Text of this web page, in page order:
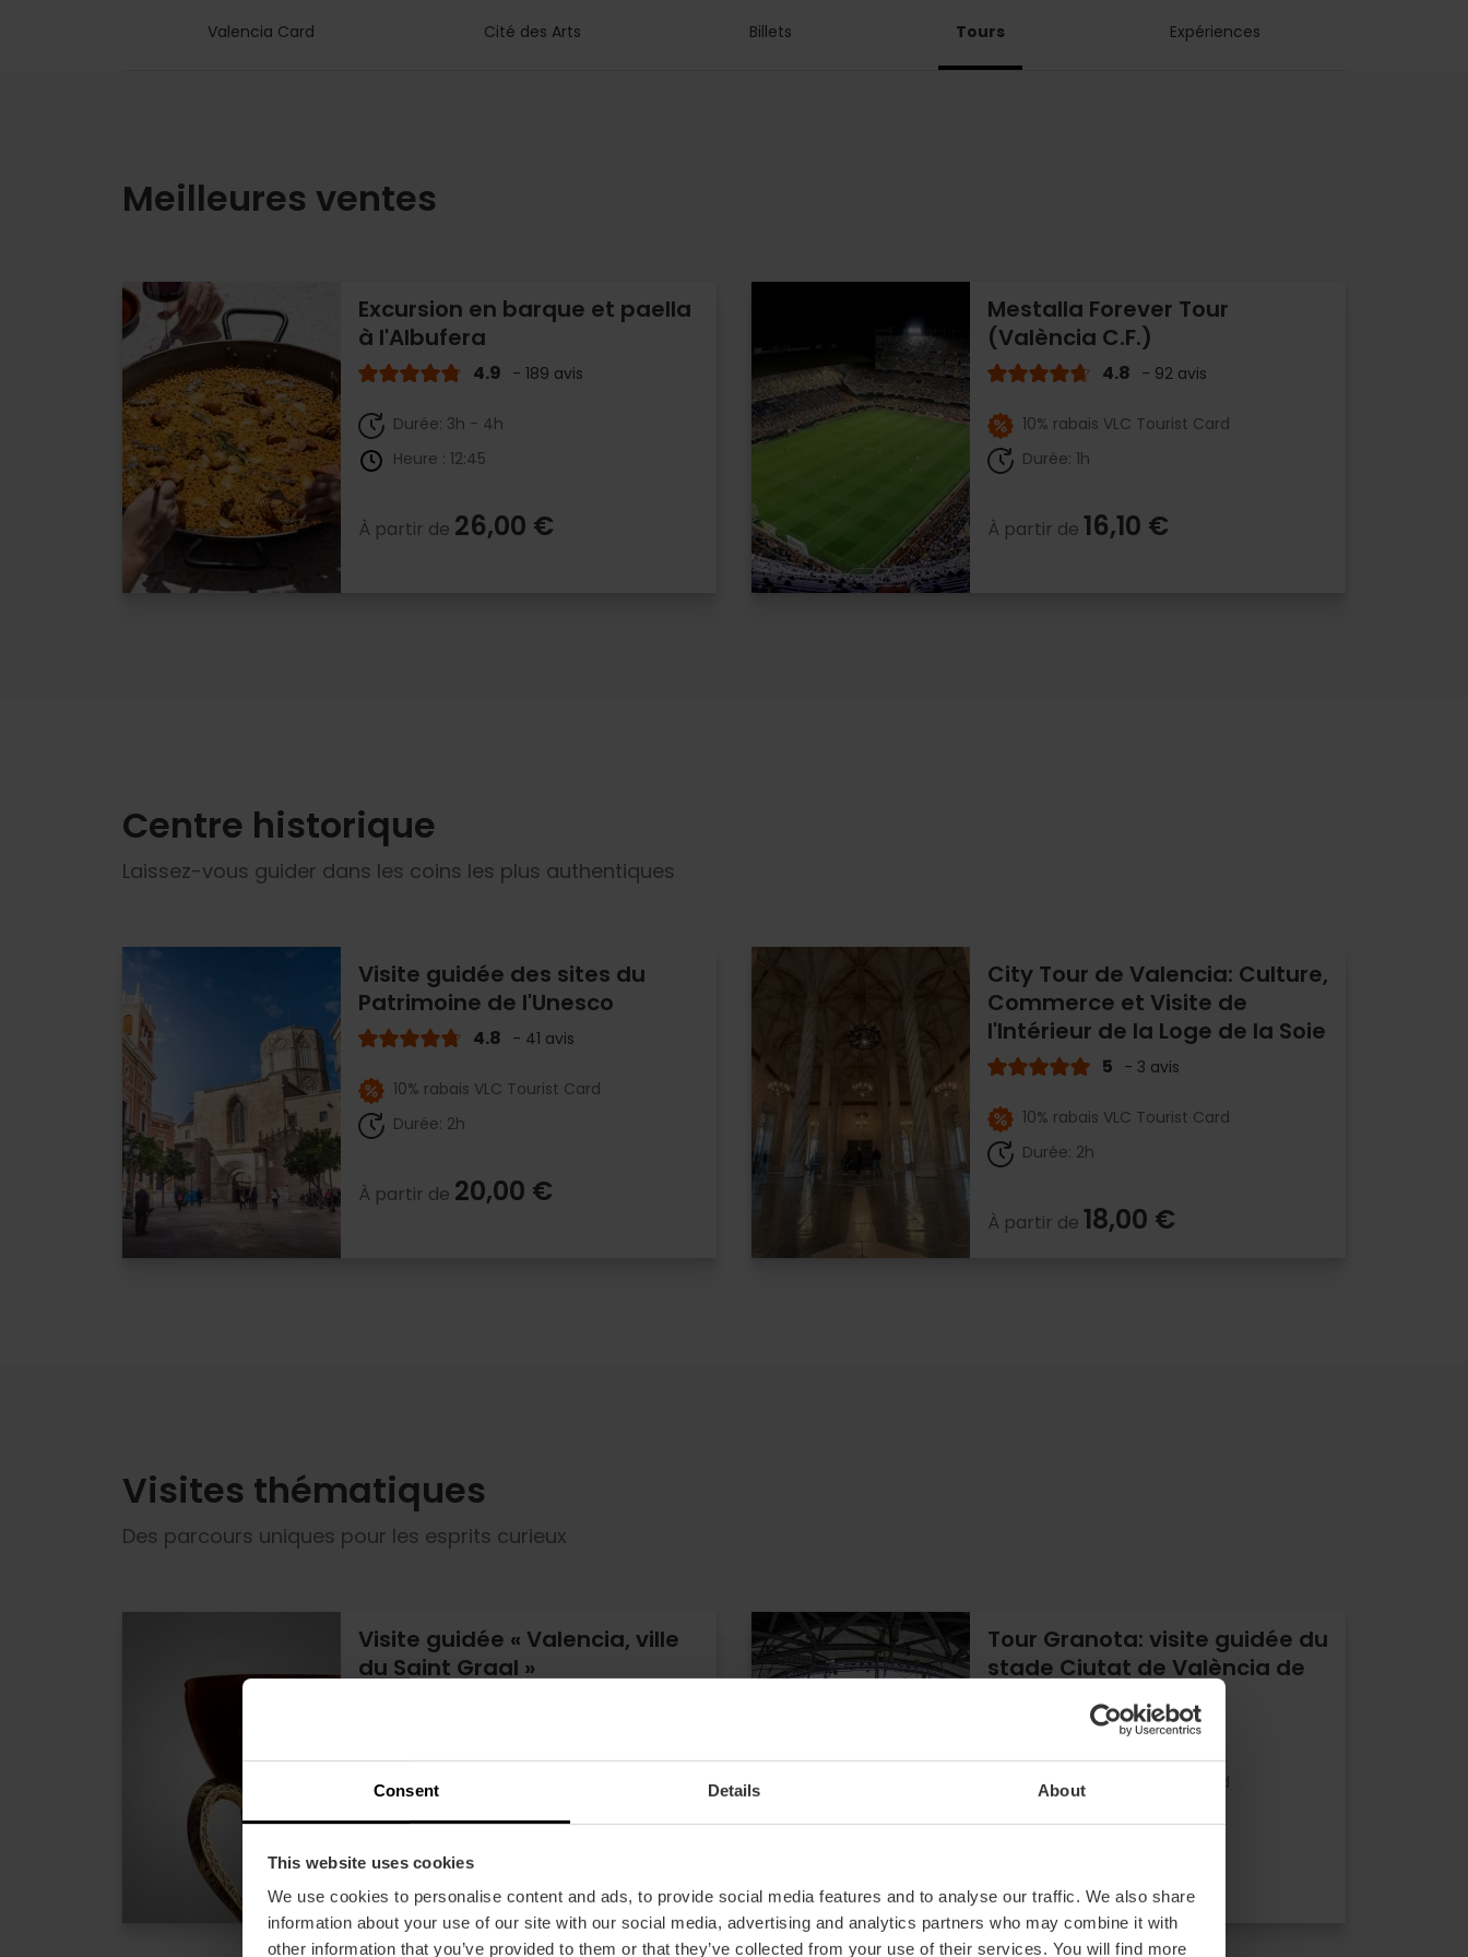
Consent Details About
This website uses cookies
We use cookies to personalise content and ads, to provide social media features and to analyse our traffic. We also share
information about your use of our site with our social media, advertising and analytics partners who may combine it with
other information that you’ve provided to them or that they’ve collected from your use of their services. You will find more
Valencia Card Cité des Arts Billets Tours Expériences
Meilleures ventes
Excursion en barque et paella
à l'Albufera
4.9 - 189 avis
Durée: 3h - 4h
Heure : 12:45
À partir de 26,00 €
Mestalla Forever Tour
(València C.F.)
4.8 - 92 avis
10% rabais VLC Tourist Card
Durée: 1h
À partir de 16,10 €
Centre historique
Laissez-vous guider dans les coins les plus authentiques
Visite guidée des sites du
Patrimoine de l'Unesco
4.8 - 41 avis
10% rabais VLC Tourist Card
Durée: 2h
À partir de 20,00 €
City Tour de Valencia: Culture,
Commerce et Visite de
l'Intérieur de la Loge de la Soie
5 - 3 avis
10% rabais VLC Tourist Card
Durée: 2h
À partir de 18,00 €
Visites thématiques
Des parcours uniques pour les esprits curieux
Visite guidée « Valencia, ville
du Saint Graal »
Durée: 2h
À partir de18,00 €
Tour Granota: visite guidée du
stade Ciutat de València de
Levante UD
10% rabais VLC Tourist Card
À partir de 12,00 €